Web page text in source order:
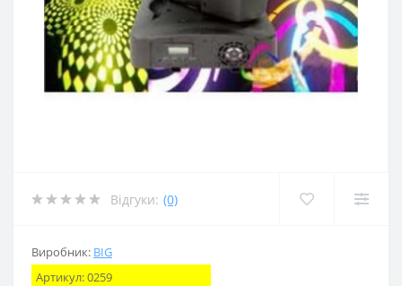
Відгуки: (0)
Виробник: BIG
Артикул:0259